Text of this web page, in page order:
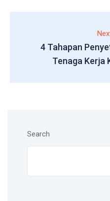
4 Tahapan
Tenaga Kerja
Search